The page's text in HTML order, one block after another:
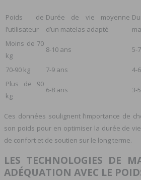
Poids de
l’utilisateur
Durée de vie moyenne
d’un matelas adapté
Moins de 70
kg
8-10 ans 5-
70-90 kg 7-9 ans
4-
Plus de 90
kg
6-8 ans 3-
Ces données soulignent l’importance de
son poids pour en optimiser la durée de
de confort et de soutien sur le long terme.
LES TECHNOLOGIES DE
ADÉQUATION AVEC LE